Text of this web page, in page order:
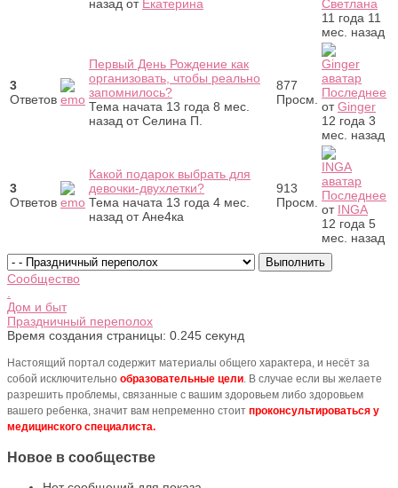
назад от Екатерина
Светлана
11 года 11
мес. назад
3
Ответов
Первый День Рождение как
организовать, чтобы реально
запомнилось?
Тема начата 13 года 8 мес.
назад отСелина П.
877
Просм.
Последнее
отGinger
12 года 3
мес. назад
3
Ответов
Какой подарок выбрать для
девочки-двухлетки?
Тема начата 13 года 4 мес.
назад отАне4ка
913
Просм.
Последнее
от INGA
12 года 5
мес. назад
Сообщество
Дом и быт
Праздничный переполох
Время создания страницы: 0.245 секунд
Настоящий портал содержит материалы общего характера, и несёт за
собой исключительно образовательные цели . В случае если вы желаете
разрешить проблемы, связанные с вашим здоровьем либо здоровьем
вашего ребенка, значит вам непременно стоит проконсультироваться у
медицинского специалиста.
Новое в сообществе